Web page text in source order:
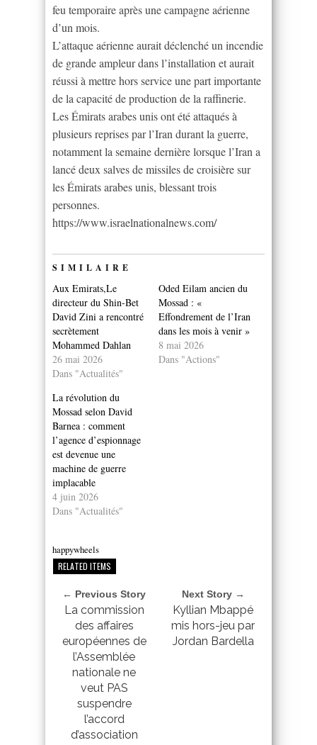
feu temporaire après une campagne aérienne
d’un mois.
L’attaque aérienne aurait déclenché un incendie
de grande ampleur dans l’installation et aurait
réussi à mettre hors service une part importante
de la capacité de production de la raffinerie.
Les Émirats arabes unis ont été attaqués à
plusieurs reprises par l’Iran durant la guerre,
notamment la semaine dernière lorsque l’Iran a
lancé deux salves de missiles de croisière sur
les Émirats arabes unis, blessant trois
personnes.
https://www.israelnationalnews.com/
SIMILAIRE
Aux Emirats,Le
directeur du Shin-Bet
David Zini a rencontré
secrètement
Mohammed Dahlan
26 mai 2026
Dans "Actualités"
Oded Eilam ancien du
Mossad : «
Effondrement de l’Iran
dans les mois à venir »
8 mai 2026
Dans "Actions"
La révolution du
Mossad selon David
Barnea : comment
l’agence d’espionnage
est devenue une
machine de guerre
implacable
4 juin 2026
Dans "Actualités"
happywheels
RELATED ITEMS
← Previous Story
La commission
des affaires
européennes de
l’Assemblée
nationale ne
veut PAS
suspendre
l’accord
d’association
Next Story →
Kyllian Mbappé
mis hors-jeu par
Jordan Bardella